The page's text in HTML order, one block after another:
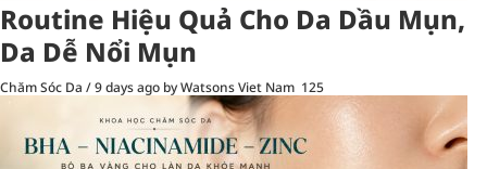
Routine Hiệu Quả Cho Da Dầu Mụn,
Da Dễ Nổi Mụn
Chăm Sóc Da /9 days ago by Watsons Viet Nam 125